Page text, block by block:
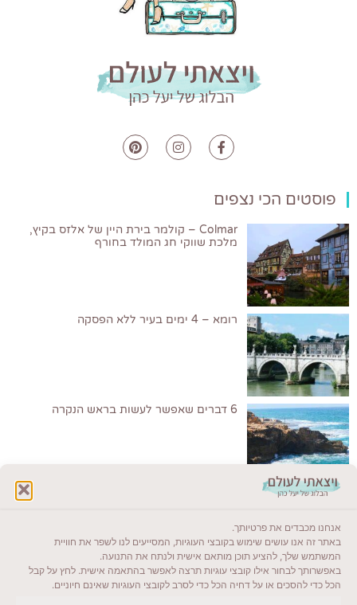
אנחנו מכבדים את פרטיותך.
באתר זה אנו עושים שימוש בקובצי העוגיות, המסייעים לנו לשפר את חוויית
המשתמש שלך, להציע תוכן מותאם אישית ולנתח את התנועה.
באפשרותך לבחור אילו קובצי עוגיות תרצה לאפשר בהתאמה אישית. לחץ על קבל
הכל כדי להסכים או על דחיה הכל כדי לסרב לקובצי העוגיות שאינם חיוניים.
פוסטים הכי נצפים
Colmar – קולמר בירת היין של אלזס בקיץ,
מלכת שווקי חג המולד בחורף
רומא – 4 ימים בעיר ללא הפסקה
6 דברים שאפשר לעשות בראש הנקרה
ייעדים מומלצים
מדריכים ועזרים